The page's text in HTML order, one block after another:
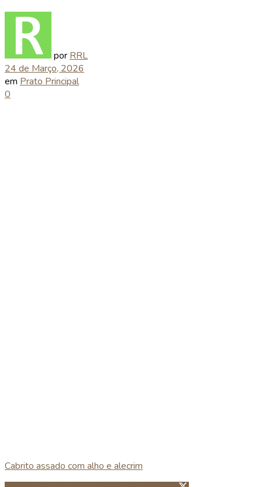
por RRL
24 de Março, 2026
em Prato Principal
0
Cabrito assado com alho e alecrim